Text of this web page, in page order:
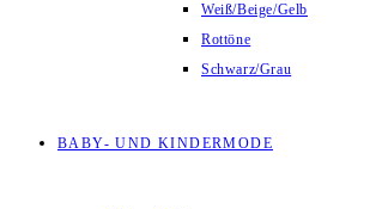
Weiß/Beige/Gelb
Rottöne
Schwarz/Grau
BABY- UND KINDERMODE